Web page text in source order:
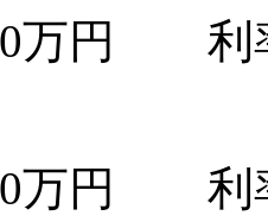
万円
万円